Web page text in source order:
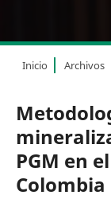
Inicio Archivos
PGM en
Colombia